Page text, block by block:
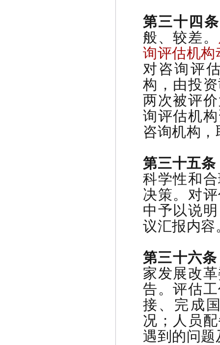
第三十四条
般、较差。
询评估机
对咨询评
构，由投
两次被评
询评估机
咨询机构
第三十五条
科学性和
决策。对
中予以说
议汇报内容
第三十六条
家发展改
告。评估
接、完成
况；人员
遇到的问